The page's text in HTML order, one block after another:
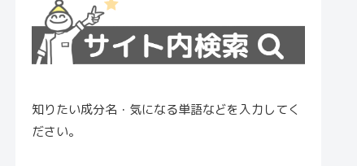
知りたい成分名・気になる単語などを入力してく
ださい。